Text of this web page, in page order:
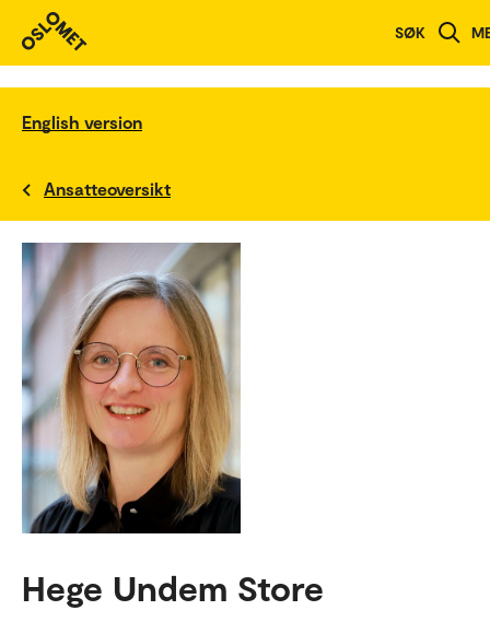
SØK
English version
Ansatteoversikt
Hege Undem Store